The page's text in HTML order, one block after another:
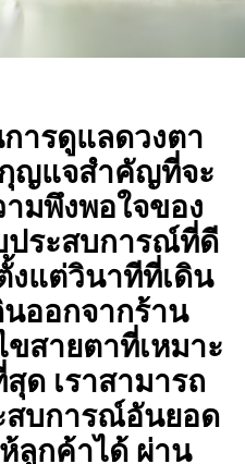
ารดูแลดวงตา
ญแจสำคัญที่จะ
มพึงพอใจของ
ระสบการณ์ที่ดี
งแต่วินาทีที่เดิน
ออกจากร้าน
สายตาที่เหมาะ
ด เราสามารถ
บการณ์อันยอด
ลูกค้าได้ ผ่าน